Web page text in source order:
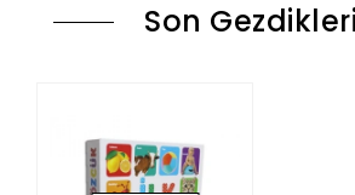
Son